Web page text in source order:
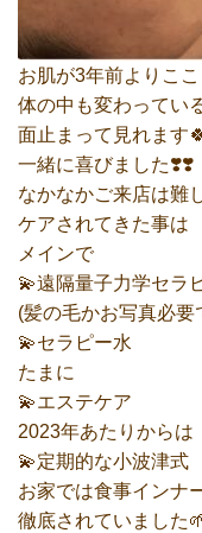
お肌が3年前よりこ
体の中も変わってい
面止まって見れます
一緒に喜びました❣️❣️
なかなかご来店は難
ケアされてきた事は
メインで
💫遠隔量子力学セラ
(髪の毛かお写真必要
💫セラピー水
たまに
💫エステケア
2023年あたりからは
💫定期的な小波津式
お家では食事インナ
徹底されていました